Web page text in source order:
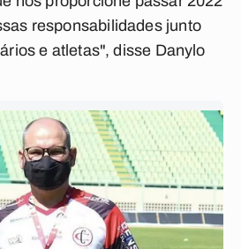
responsabilidades junto
e atletas", disse Danylo